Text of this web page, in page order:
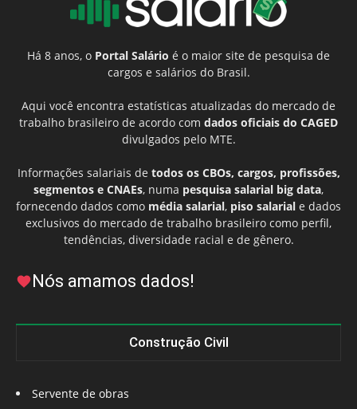
Há 8 anos, o Portal Salário é o maior site de pesquisa de
cargos e salários do Brasil.
Aqui você encontra estatísticas atualizadas do mercado de
trabalho brasileiro de acordo com dados oficiais do CAGED
divulgados pelo MTE.
Informações salariais de todos os CBOs, cargos, profissões,
segmentos e CNAEs, numa pesquisa salarial big data,
fornecendo dados como média salarial, piso salarial e dados
exclusivos do mercado de trabalho brasileiro como perfil,
tendências, diversidade racial e de gênero.
Nós amamos dados!
Construção Civil
Servente de obras